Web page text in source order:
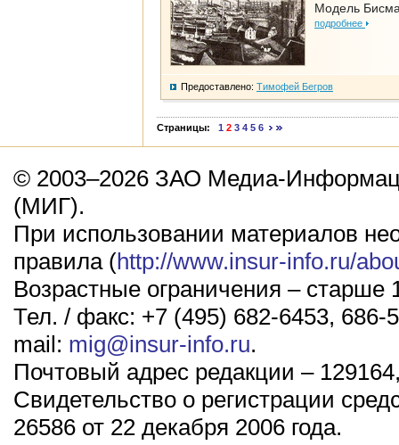
Модель
подробнее
Предоставлено: Тимофей Бегров
Страницы: 1 2 3 4 5 6
© 2003–2026 ЗАО Медиа-
(МИГ).
При использовании материалов
правила (http://www.insur-info.ru/
Возрастные ограничения – старше
Тел. / факс: +7 (495) 682-6453, 686-
mail: mig@insur-info.ru.
Почтовый адрес редакции –
Свидетельство о регистрации
26586 от 22 декабря 2006 года.